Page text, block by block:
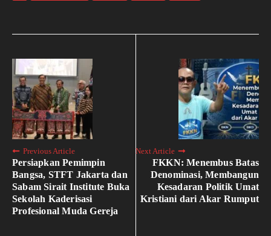
Previous Article
Persiapkan Pemimpin
Bangsa, STFT Jakarta dan
Sabam Sirait Institute Buka
Sekolah Kaderisasi
Profesional Muda Gereja
Next Article
FKKN: Menembus Batas
Denominasi, Membangun
Kesadaran Politik Umat
Kristiani dari Akar Rumput